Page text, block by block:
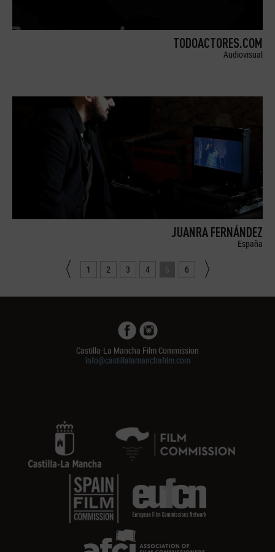
TODOACTORES.COM
Audiovisual
JUANRA FERNÁNDEZ
España
1 2 3 4 5 6
Castilla-La Mancha Film Commission
info@castillalamanchafilm.com